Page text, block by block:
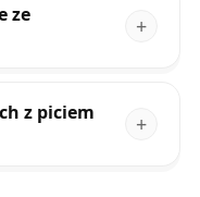
ze
z piciem